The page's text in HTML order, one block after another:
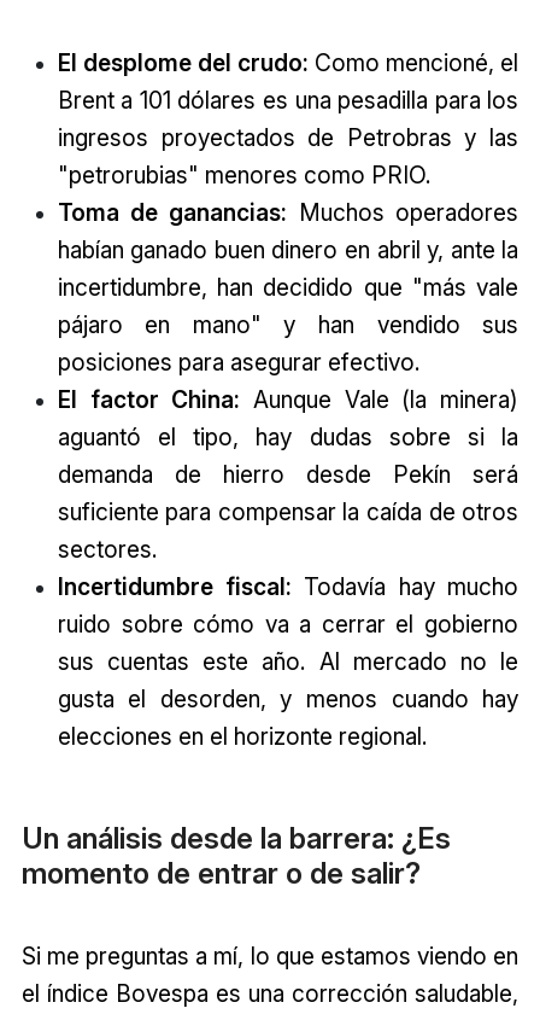
El desplome del crudo: Como mencioné, el
Brent a 101 dólares es una pesadilla para los
ingresos proyectados de Petrobras y las
"petrorubias" menores como PRIO.
Toma de ganancias: Muchos operadores
habían ganado buen dinero en abril y, ante la
incertidumbre, han decidido que "más vale
pájaro en mano" y han vendido sus
posiciones para asegurar efectivo.
El factor China: Aunque Vale (la minera)
aguantó el tipo, hay dudas sobre si la
demanda de hierro desde Pekín será
suficiente para compensar la caída de otros
sectores.
Incertidumbre fiscal: Todavía hay mucho
ruido sobre cómo va a cerrar el gobierno
sus cuentas este año. Al mercado no le
gusta el desorden, y menos cuando hay
elecciones en el horizonte regional.
Un análisis desde la barrera: ¿Es
momento de entrar o de salir?
Si me preguntas a mí, lo que estamos viendo en
el índice Bovespa es una corrección saludable,